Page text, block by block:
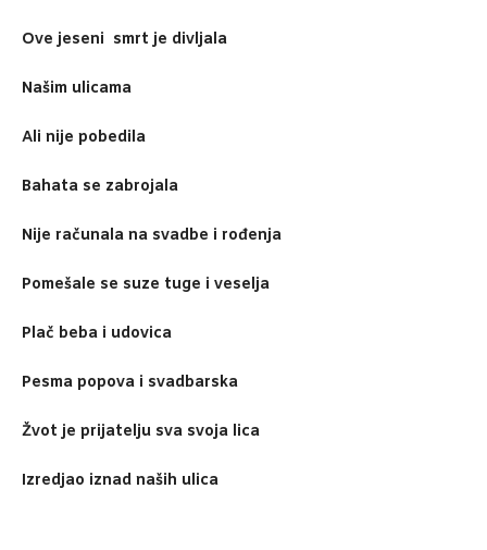
Ove jeseni smrt je divljala
Našim ulicama
Ali nije pobedila
Bahata se zabrojala
Nije računala na svadbe i rođenja
Pomešale se suze tuge i veselja
Plač beba i udovica
Pesma popova i svadbarska
Žvot je prijatelju sva svoja lica
Izredjao iznad naših ulica